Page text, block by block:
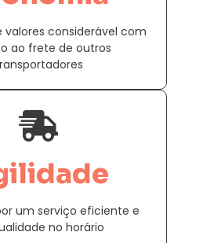
valores considerável com
ao frete de outros
um serviço eficiente e
no horário